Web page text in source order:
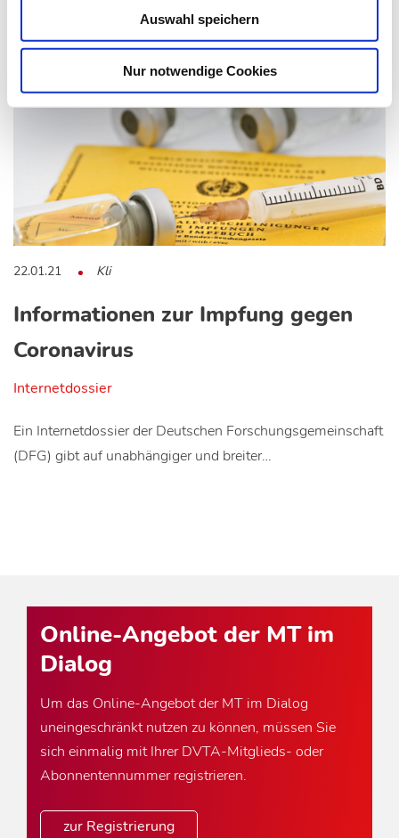
Auswahl speichern
Nur notwendige Cookies
22.01.21 Kli
Informationen zur Impfung gegen
Coronavirus
Internetdossier
Ein Internetdossier der Deutschen Forschungsgemeinschaft
(DFG) gibt auf unabhängiger und breiter…
Online-Angebot der MT im
Dialog
Um das Online-Angebot der MT im Dialog
uneingeschränkt nutzen zu können, müssen Sie
sich einmalig mit Ihrer DVTA-Mitglieds- oder
Abonnentennummer registrieren.
zur Registrierung